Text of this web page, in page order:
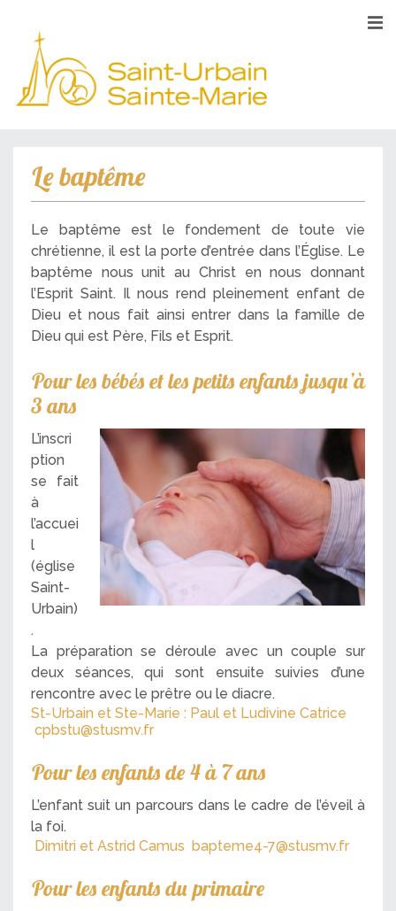
Le baptême
Le baptême est le fondement de toute vie
chrétienne, il est la porte d’entrée dans l’Église. Le
baptême nous unit au Christ en nous donnant
l’Esprit Saint. Il nous rend pleinement enfant de
Dieu et nous fait ainsi entrer dans la famille de
Dieu qui est Père, Fils et Esprit.
Pour les bébés et les petits enfants jusqu’à
3 ans
L’inscri
ption
se fait
à
l’accuei
l
(église
Saint-
Urbain)
.
La préparation se déroule avec un couple sur
deux séances, qui sont ensuite suivies d’une
rencontre avec le prêtre ou le diacre.
St-Urbain et Ste-Marie : Paul et Ludivine Catrice
cpbstu@stusmv.fr
Pour les enfants de 4 à 7 ans
L’enfant suit un parcours dans le cadre de l’éveil à
la foi.
Dimitri et Astrid Camus bapteme4-7@stusmv.fr
Pour les enfants du primaire